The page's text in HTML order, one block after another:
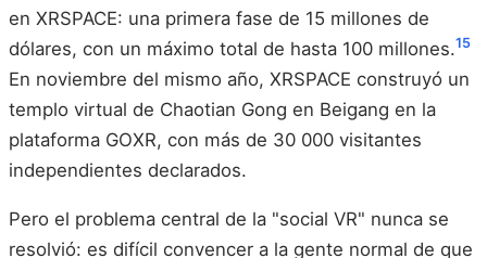
en XRSPACE: una primera fase de 15 millones de
dólares, con un máximo total de hasta 100 millones.15
En noviembre del mismo año, XRSPACE construyó un
templo virtual de Chaotian Gong en Beigang en la
plataforma GOXR, con más de 30 000 visitantes
independientes declarados.
Pero el problema central de la "social VR" nunca se
resolvió: es difícil convencer a la gente normal de que